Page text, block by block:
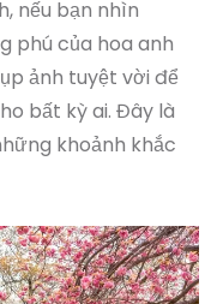
nếu bạn nhìn
phú của hoa anh
ảnh tuyệt vời để
bất kỳ ai. Đây là
khoảnh khắc